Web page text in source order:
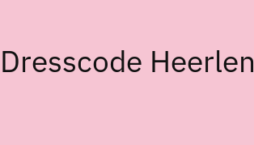
Dresscode Heerlen